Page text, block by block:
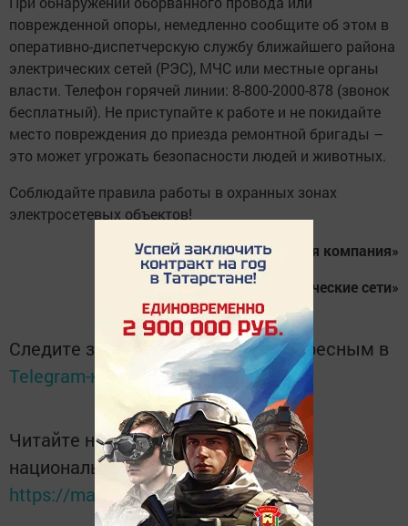
поврежденной опоры, немедленно сообщите об этом в
оперативно-диспетчерскую службу ближайшего района
электрических сетей (РЭС), МЧС или местные органы
власти. Телефон горячей линии: 8-800-2000-878 (звонок
бесплатный). Не приступайте к работе и не покидайте
место повреждения до приезда ремонтной бригады –
это может угрожать безопасности людей и животных.
Соблюдайте правила работы в охранных зонах
электросетевых объектов!
Филиал ОАО «Сетевая компания»
Приволжские электрические сети»
Следите за самым важным и интересным в
Telegram-канале
Татмедиа
Читайте новости Татарстана в
национальном мессенджере MАХ:
https://max.ru/tatmedia